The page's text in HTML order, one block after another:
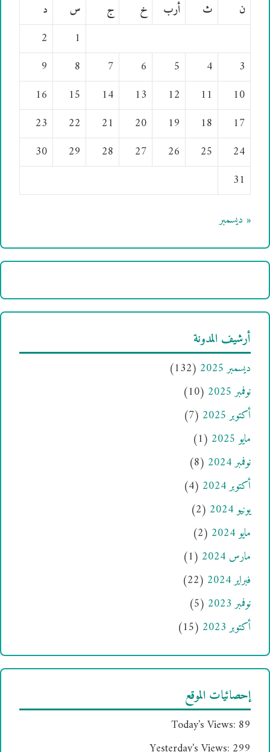
ن
ث أرب خ ج س
د
1
2
3
4
5
6
7
8
9
10
11
12
13
14
15
16
17
18
19
20
21
22
23
24
25
26
27
28
29
30
31
« ديسمبر
أرشيف المدونة
ديسمبر 2025
(132)
نوفمبر 2025
(10)
أكتوبر 2025
(7)
مايو 2025
(1)
نوفمبر 2024
(8)
أكتوبر 2024
(4)
يونيو 2024
(2)
مايو 2024
(2)
مارس 2024
(1)
فبراير 2024
(22)
نوفمبر 2023
(5)
أكتوبر 2023
(15)
إحصائيات الموقع
Today's Views: 89